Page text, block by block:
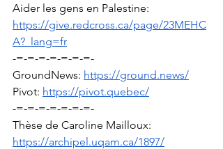
Aider les gens en Palestine:
https://give.redcross.ca/page/23MEHC
A?_lang=fr
-=-=-=-=-=-=-=-
GroundNews: https://ground.news/
Pivot: https://pivot.quebec/
-=-=-=-=-=-=-=-
Thèse de Caroline Mailloux:
https://archipel.uqam.ca/1897/